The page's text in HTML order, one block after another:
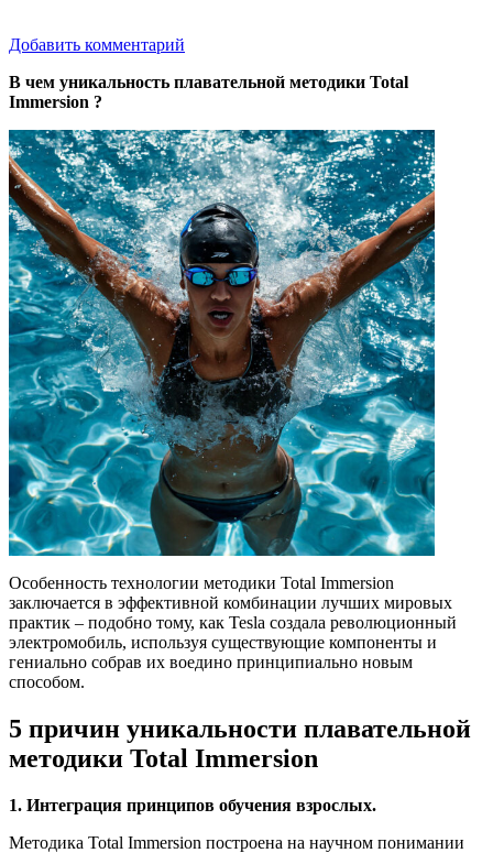
Добавить комментарий
В чем уникальность плавательной методики Total
Immersion ?
Особенность технологии методики Total Immersion
заключается в эффективной комбинации лучших мировых
практик – подобно тому, как Tesla создала революционный
электромобиль, используя существующие компоненты и
гениально собрав их воедино принципиально новым
способом.
5 причин уникальности плавательной
методики Total Immersion
1. Интеграция принципов обучения взрослых.
Методика Total Immersion построена на научном понимании